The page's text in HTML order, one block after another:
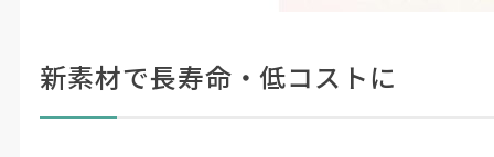
新素材で長寿命・低コストに